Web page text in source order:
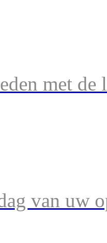
met de
van uw